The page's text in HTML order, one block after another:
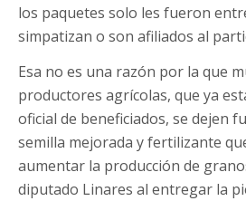
los paquetes solo les fueron
simpatizan o son afiliados al
Esa no es una razón por la que
productores agrícolas, que ya
oficial de beneficiados, se dejen
semilla mejorada y fertilizante
aumentar la producción de
diputado Linares al entregar la